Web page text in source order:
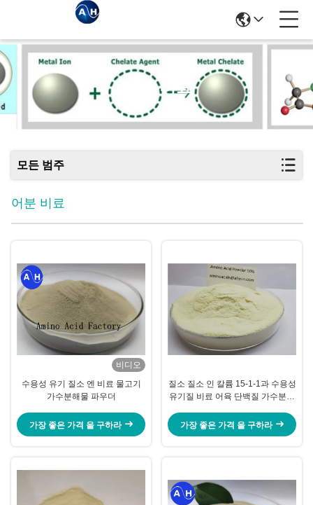
어분 비료
모든 범주
어분 비료
비디오
수용성 유기 질소 엔 비료 물고기
가수분해물 파우더
가장 좋은 가격 을 구하라
질소 질소 인 칼륨 15-1-1과 수용성
유기질 비료 어육 단백질 가수분해
가장 좋은 가격 을 구하라